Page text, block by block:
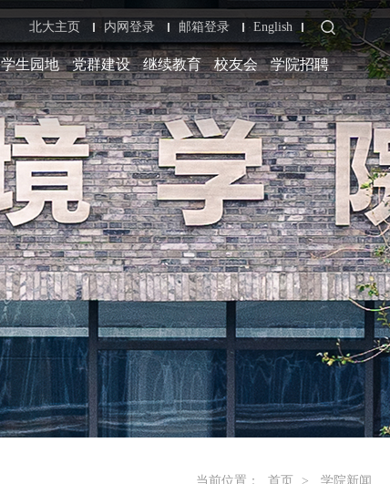
北大主页 内网登录 邮箱登录 English
学生园地 党群建设 继续教育 校友会 学院招聘
当前位置： 首页 > 学院新闻